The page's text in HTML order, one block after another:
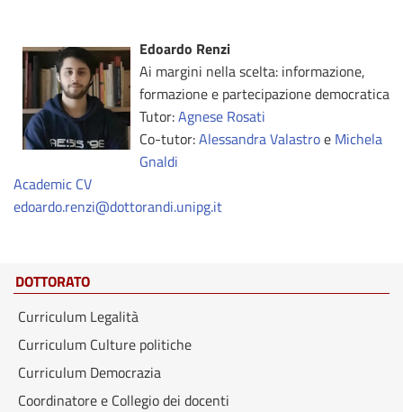
Edoardo Renzi
Ai margini nella scelta: informazione,
formazione e partecipazione democratica
Tutor:Agnese Rosati
Co-tutor:Alessandra Valastroe Michela
Gnaldi
Academic CV
edoardo.renzi@dottorandi.unipg.it
DOTTORATO
Curriculum Legalità
Curriculum Culture politiche
Curriculum Democrazia
Coordinatore e Collegio dei docenti